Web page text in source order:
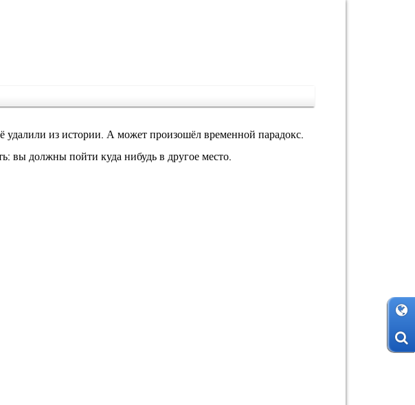
из истории. А может произошёл временной парадокс.
вы должны пойти куда нибудь в другое место.